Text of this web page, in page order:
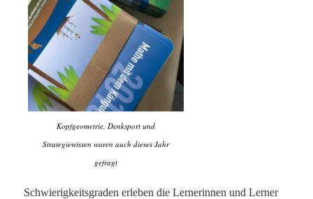
Kopfgeometrie, Denksport und
Strategiewissen waren auch dieses Jahr
gefragt
Schwierigkeitsgraden erleben die Lernerinnen und Lerner